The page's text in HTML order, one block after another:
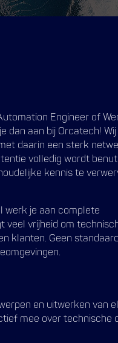
Engineer of
dan aan bij Orcatech! Wij
daarin een sterk
volledig wordt
kennis te
werk je aan complete
vrijheid om
klanten. Geen
en uitwerken van
mee over technische